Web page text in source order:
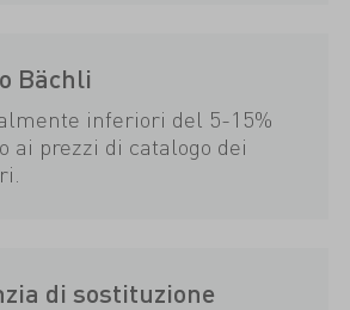
Bächli
inferiori del 5-15%
ai prezzi di catalogo dei
di sostituzione